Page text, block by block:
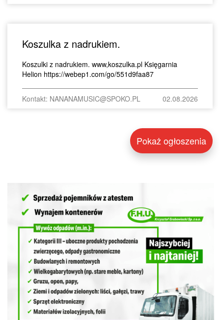
Koszulka z nadrukiem.
Koszulki z nadrukiem. www,koszulka.pl Księgarnia
Helion https://webep1.com/go/551d9faa87
Kontakt: NANANAMUSIC@SPOKO.PL 02.08.2026
Pokaż ogłoszenia